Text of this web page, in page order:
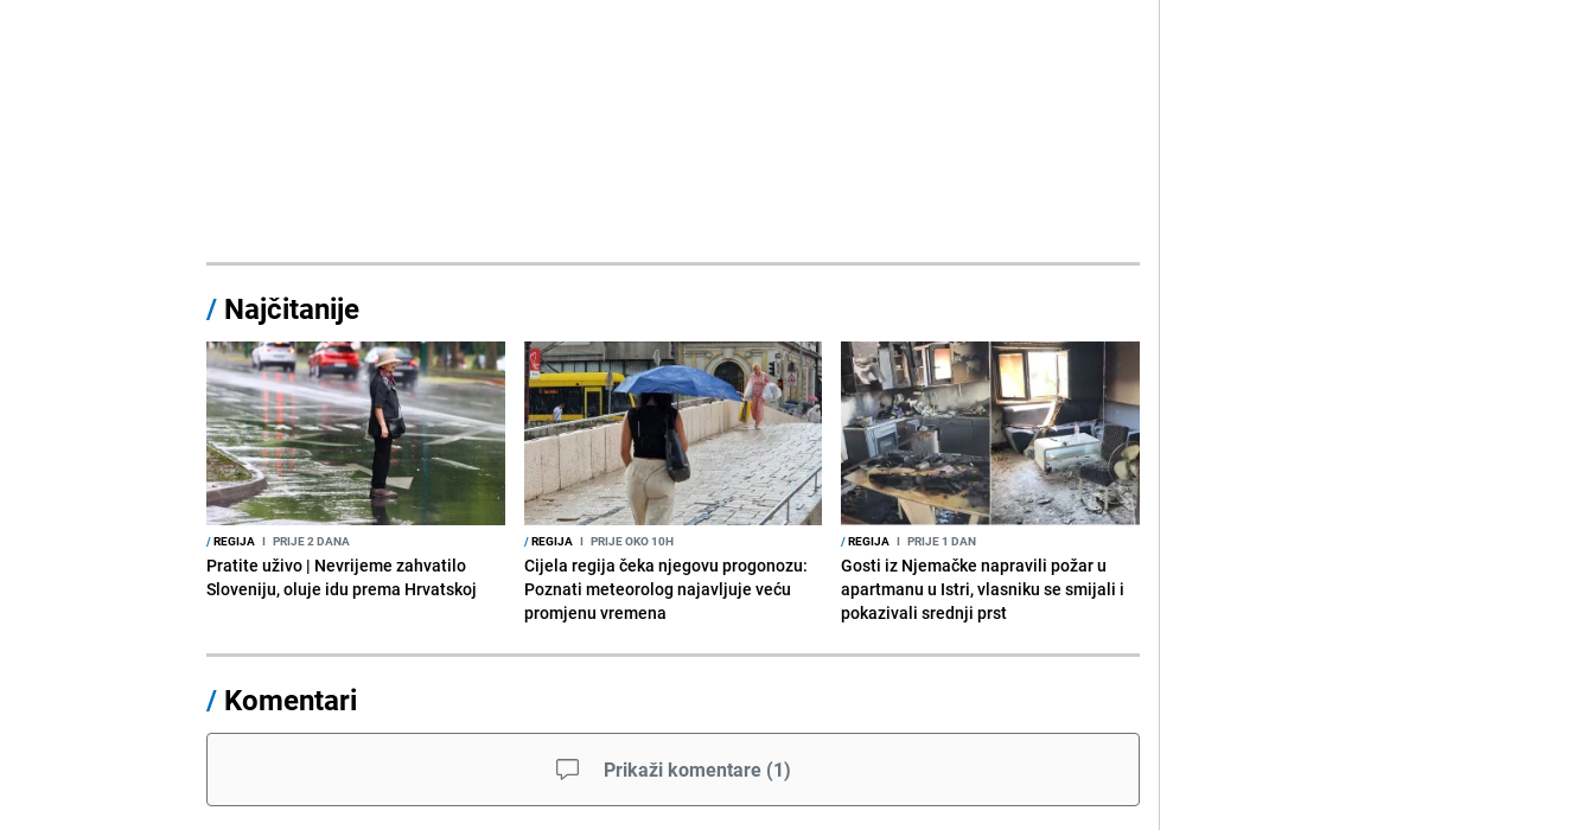
/ Najčitanije
/REGIJA I PRIJE 2 DANA
Pratite uživo | Nevrijeme zahvatilo
Sloveniju, oluje idu prema Hrvatskoj
/REGIJA I PRIJE OKO 10H
Cijela regija čeka njegovu progonozu:
Poznati meteorolog najavljuje veću
promjenu vremena
/REGIJA I PRIJE 1 DAN
Gosti iz Njemačke napravili požar u
apartmanu u Istri, vlasniku se smijali i
pokazivali srednji prst
/ Komentari
Prikaži komentare (1)